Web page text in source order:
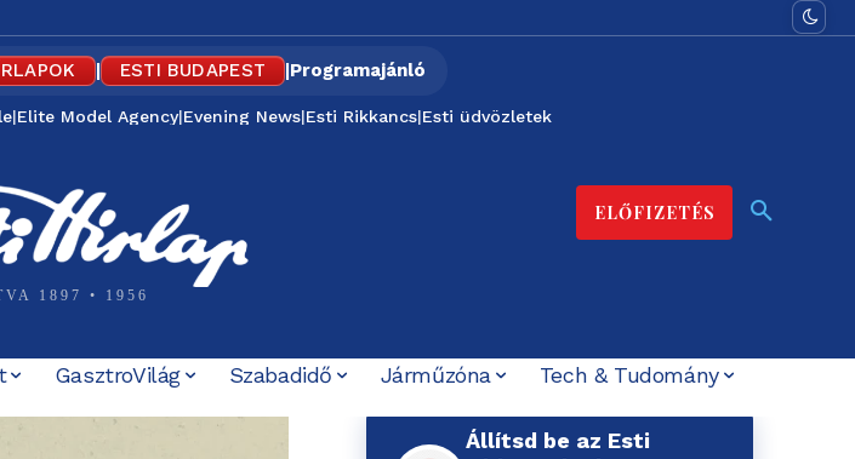
| ESTI BUDAPEST |Programajánló
|Elite Model Agency|Evening News|Esti Rikkancs|Esti üdvözletek
1897 • 1956
ELŐFIZETÉS
GasztroVilág Szabadidő Járműzóna
Tech & Tudomány
Állítsd be az Esti